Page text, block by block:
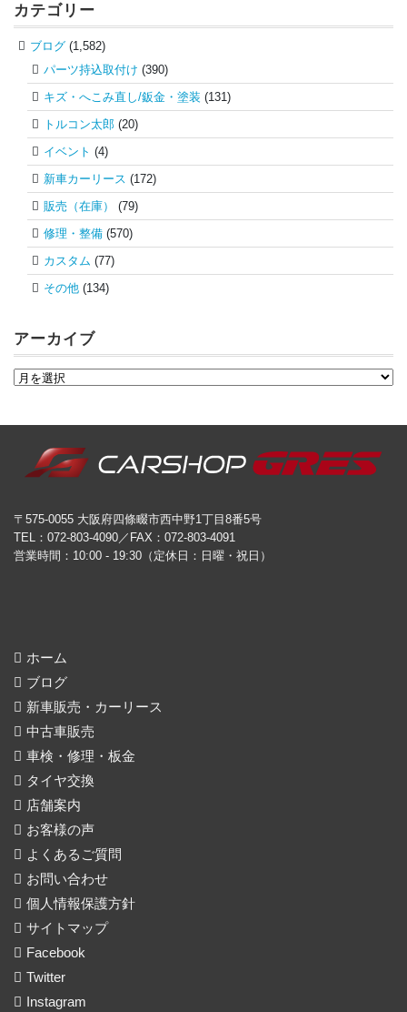
カテゴリー
ブログ (1,582)
パーツ持込取付け (390)
キズ・へこみ直し/鈑金・塗装 (131)
トルコン太郎 (20)
イベント (4)
新車カーリース (172)
販売（在庫）
(79)
修理・整備 (570)
カスタム (77)
その他 (134)
アーカイブ
〒575-0055 大阪府四條畷市西中野1丁目8番5号
TEL：072-803-4090／FAX：072-803-4091
営業時間：10:00 - 19:30（定休日：日曜・祝日）
ホーム
ブログ
新車販売・カーリース
中古車販売
車検・修理・板金
タイヤ交換
店舗案内
お客様の声
よくあるご質問
お問い合わせ
個人情報保護方針
サイトマップ
Facebook
Twitter
Instagram